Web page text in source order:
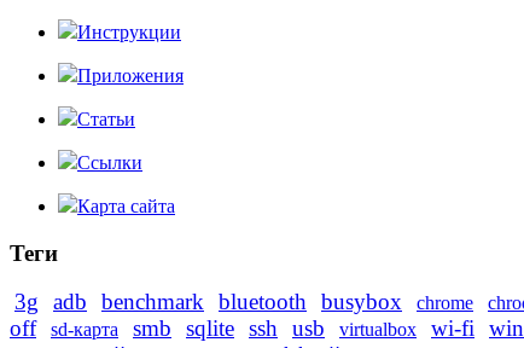
Инструкции
Приложения
Статьи
Ссылки
Карта сайта
Теги
3g
adb benchmark bluetooth busybox chrome
off
sd-карта smb sqlite ssh usb virtualbox wi-fi